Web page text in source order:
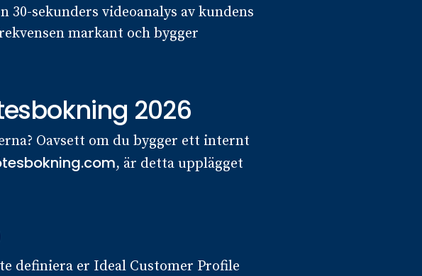
30-sekunders videoanalys av kundens
markant och bygger
2026
Oavsett om du bygger ett internt
, är detta upplägget
definiera er Ideal Customer Profile